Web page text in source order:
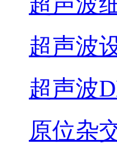
超声波
超声波
原位杂